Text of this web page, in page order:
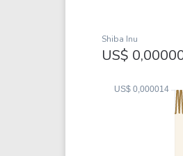
Petrobrás
Shiba Inu
US$